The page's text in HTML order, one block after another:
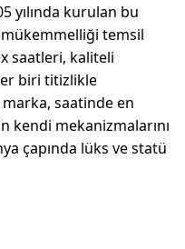
yılında kurulan bu
mükemmelliği temsil
saatleri, kaliteli
biri titizlikle
saatinde en
kendi mekanizmalarını
çapında lüks ve statü